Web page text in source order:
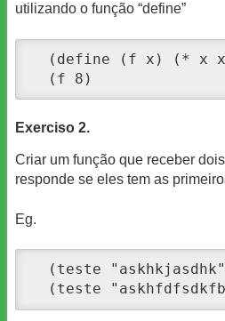
utilizando o função “define”
(define (f x) (* x
  (f 8)
Exerciso 2.
Criar um função que receber
responde se eles tem as
Eg.
(teste
(teste